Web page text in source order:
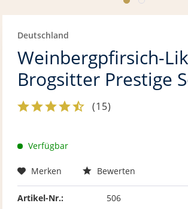
Deutschland
Weinbergpfirsich-
Brogsitter Prestige
(15)
Verfügbar
Merken Bewerten
Artikel-Nr.:
506